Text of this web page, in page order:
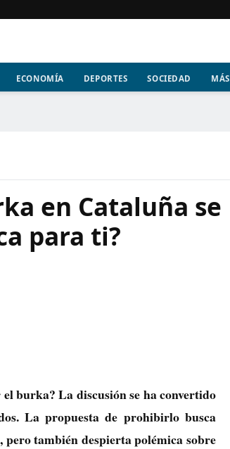
ECONOMÍA DEPORTES SOCIEDAD MÁS
en Cataluña se
para ti?
burka? La discusión se ha convertido
La propuesta de prohibirlo busca
también despierta polémica sobre